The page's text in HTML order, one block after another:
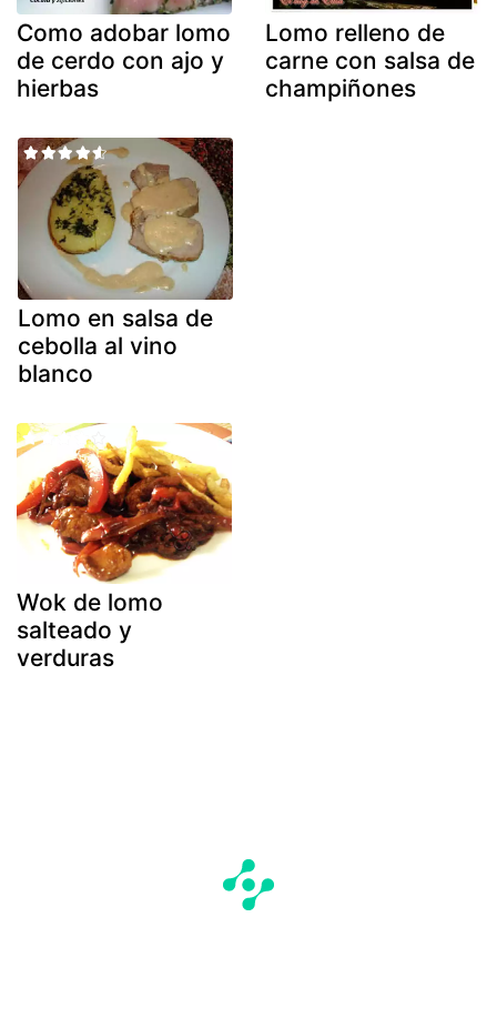
Como adobar lomo
de cerdo con ajo y
hierbas
Lomo relleno de
carne con salsa de
champiñones
Lomo en salsa de
cebolla al vino
blanco
Wok de lomo
salteado y
verduras